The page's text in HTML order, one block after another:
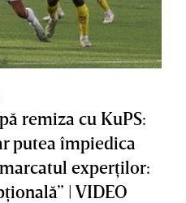
remiza cu KuPS:
putea împiedica
experţilor:
| VIDEO